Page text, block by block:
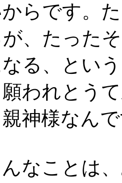
らです。
、たった
る、とい
われとう
神様なん
なことは